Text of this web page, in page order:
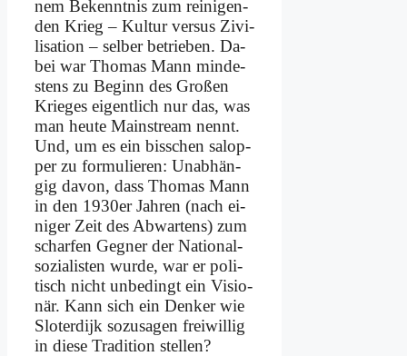
nem Be­kennt­nis zum rei­ni­gen­
den Krieg – Kul­tur ver­sus Zi­vi­
li­sa­ti­on – sel­ber be­trie­ben. Da­
bei war Tho­mas Mann min­de­
stens zu Be­ginn des Gro­ßen
Krie­ges ei­gent­lich nur das, was
man heu­te Main­stream nennt.
Und, um es ein biss­chen sa­lop­
per zu for­mu­lie­ren: Un­ab­hän­
gig da­von, dass Tho­mas Mann
in den 1930er Jah­ren (nach ei­
ni­ger Zeit des Ab­war­tens) zum
schar­fen Geg­ner der Na­tio­nal­
so­zia­li­sten wur­de, war er po­li­
tisch nicht un­be­dingt ein Vi­sio­
när. Kann sich ein Den­ker wie
Slo­ter­di­jk so­zu­sa­gen frei­wil­lig
in die­se Tra­di­ti­on stel­len?